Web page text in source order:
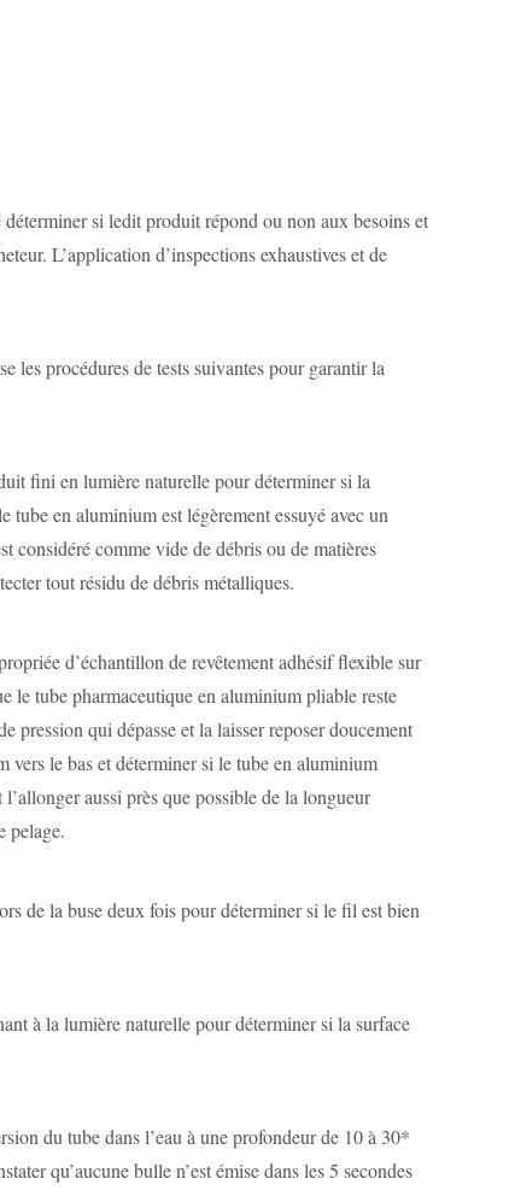
si ledit produit répond ou non aux besoins et
L’application d’inspections exhaustives et de
procédures de tests suivantes pour garantir la
fini en lumière naturelle pour déterminer si la
tube en aluminium est légèrement essuyé avec un
considéré comme vide de débris ou de matières
tout résidu de débris métalliques.
d’échantillon de revêtement adhésif flexible sur
le tube pharmaceutique en aluminium pliable reste
pression qui dépasse et la laisser reposer doucement
vers le bas et déterminer si le tube en aluminium
aussi près que possible de la longueur
pelage.
de la buse deux fois pour déterminer si le fil est bien
à la lumière naturelle pour déterminer si la surface
du tube dans l’eau à une profondeur de 10 à 30*
qu’aucune bulle n’est émise dans les 5 secondes